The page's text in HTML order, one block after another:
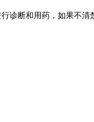
诊断和用药，如果不